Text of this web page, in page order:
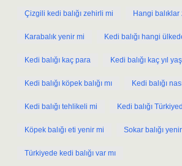
Çizgili kedi balığı zehirli mi Hangi
Karabalık yenir mi Kedi balığı hangi
Kedi balığı kaç para Kedi balığı kaç yıl
Kedi balığı köpek balığı mı Kedi balığı
Kedi balığı tehlikeli mi Kedi balığı
Köpek balığı eti yenir mi Sokar balığı
Türkiyede kedi balığı var mı